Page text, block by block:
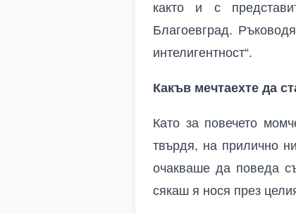
както и с
Благоевград.
интелигентност“.
Какъв мечтаехте да
Като за повечето
твърдя, на прилично
очакваше да поведа
сякаш я нося през